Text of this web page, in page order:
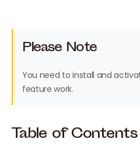
Please Note
You need to install and
feature work.
Table of Contents